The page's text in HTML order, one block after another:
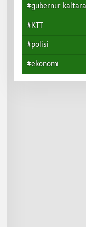
#gubernur kaltara
#KTT
#polisi
#ekonomi